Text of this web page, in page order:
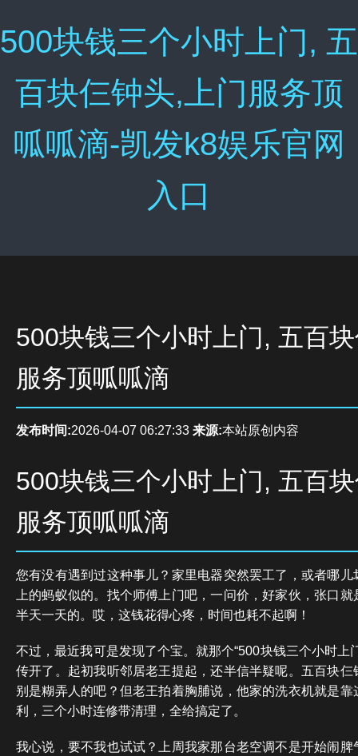
500块钱三个小时上门, 五
百块仨钟头,上门服务顶
呱呱滴-凯发k8娱乐官网
入口
500块钱三个小时上门, 五百
服务顶呱呱滴
发布时间:2026-04-07 06:27:33 来源:本站原创内容
500块钱三个小时上门, 五百
服务顶呱呱滴
您有没有遇到过这种事儿？家里电器突然罢工了，或者哪
上的蚂蚁似的。找个师傅上门吧，一问价，好家伙，张口
半天一天的。哎，这钱花得心疼，时间也耗不起啊！
不过，最近我可是发现了个宝。就那个“500块钱三个小时上
传开了。起初我听邻居老王提起，还半信半疑呢。五百块
别是糊弄人的吧？但老王拍着胸脯说，他家的洗衣机就是
利，三个小时连修带清理，全给搞定了。
我心说，要不我也试试？上周我家那台老空调不是开始闹